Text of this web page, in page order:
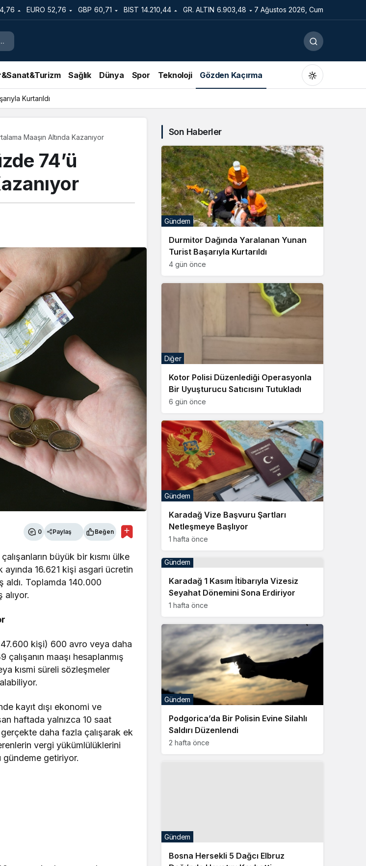
EURO 52,76 GBP 60,71 BIST 14.210,44 GR. ALTIN 6.903,48 7 Ağustos 2026, Cum
Sağlık Dünya Spor Teknoloji Gözden Kaçırma
Gündüz Modu
Gündüz modunu seçin.
Gece Modu
Gece modunu seçin.
Sistem modunu seçin.
Kurtarıldı
Maaşın Altında Kazanıyor
74’ü
0 Paylaş Beğen
büyük bir kısmı ülke
ayında 16.621 kişi asgari ücretin
aldı. Toplamda 140.000
alıyor.
47.600 kişi) 600 avro veya daha
çalışanın maaşı hesaplanmış
kısmi süreli sözleşmeler
kayıt dışı ekonomi ve
haftada yalnızca 10 saat
daha fazla çalışarak ek
vergi yükümlülüklerini
gündeme getiriyor.
Son Haberler
Durmitor Dağında Yaralanan Yunan
Turist Başarıyla Kurtarıldı
4 gün önce
Gündem
Kotor Polisi Düzenlediği Operasyonla
Bir Uyuşturucu Satıcısını Tutukladı
6 gün önce
Diğer
Karadağ Vize Başvuru Şartları
Netleşmeye Başlıyor
1 hafta önce
Gündem
Karadağ 1 Kasım İtibarıyla Vizesiz
Seyahat Dönemini Sona Erdiriyor
1 hafta önce
Gündem
Podgorica’da Bir Polisin Evine Silahlı
Saldırı Düzenlendi
2 hafta önce
Gündem
Bosna Hersekli 5 Dağcı Elbruz
Gündem